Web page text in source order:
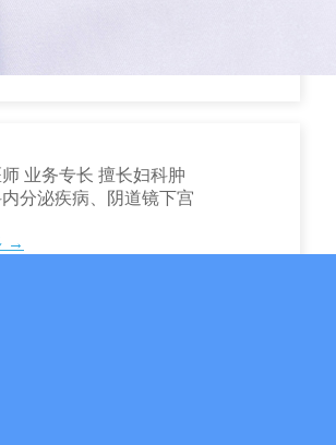
业务专长 擅长妇科肿
分泌疾病、阴道镜下宫
→